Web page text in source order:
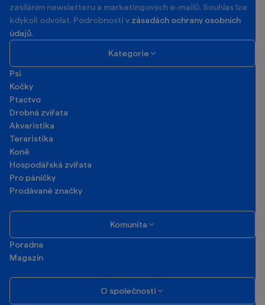
zasíláním newsletteru a marketingových e-mailů. Souhlas lze
kdykoli odvolat. Podrobnosti v zásadách ochrany osobních
údajů.
Kategorie
Psi
Kočky
Ptactvo
Drobná zvířata
Akvaristika
Teraristika
Koně
Hospodářská zvířata
Pro páníčky
Prodávané značky
Komunita
Poradna
Magazín
O společnosti